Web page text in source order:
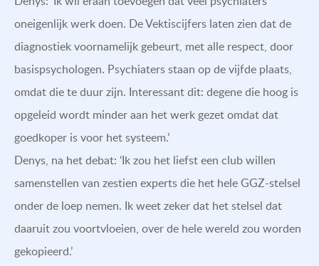
oneigenlijk werk doen. De Vektiscijfers laten zien dat de
diagnostiek voornamelijk gebeurt, met alle respect, door
basispsychologen. Psychiaters staan op de vijfde plaats,
omdat die te duur zijn. Interessant dit: degene die hoog is
opgeleid wordt minder aan het werk gezet omdat dat
goedkoper is voor het systeem.’
Denys, na het debat: ‘Ik zou het liefst een club willen
samenstellen van zestien experts die het hele GGZ-stelsel
onder de loep nemen. Ik weet zeker dat het stelsel dat
daaruit zou voortvloeien, over de hele wereld zou worden
gekopieerd.’